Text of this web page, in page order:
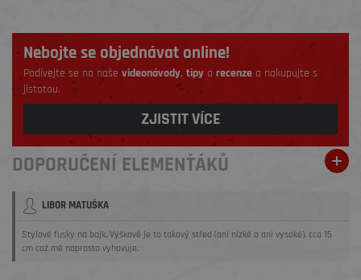
Nebojte se objednávat online!
Podívejte se na naše videonávody,tipy a recenzea nakupujte s
jistotou.
ZJISTIT VÍCE
DOPORUČENÍ ELEMENŤÁKŮ
LIBOR MATUŠKA
Stylové fusky na bajk. Výškově je to takový střed (ani nízké a ani vysoké), cca 15
cm což mě naprosto vyhovuje.